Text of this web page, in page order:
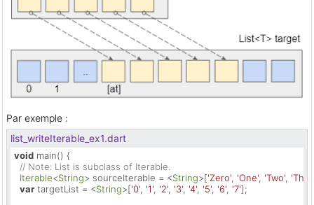
Par exemple :
list_writeIterable_ex1.dart
void main() {
// Note: List is subclass of Iterable.
Iterable<String> sourceIterable = <String>['Zero', 'One', 'Two',
var targetList = <String>['0', '1', '2', '3', '4', '5', '6', '7'];